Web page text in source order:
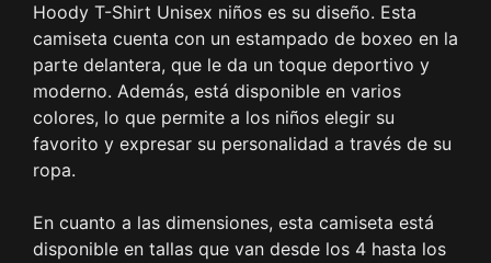
Hoody T-Shirt Unisex niños es su diseño. Esta
camiseta cuenta con un estampado de boxeo en la
parte delantera, que le da un toque deportivo y
moderno. Además, está disponible en varios
colores, lo que permite a los niños elegir su
favorito y expresar su personalidad a través de su
ropa.
En cuanto a las dimensiones, esta camiseta está
disponible en tallas que van desde los 4 hasta los